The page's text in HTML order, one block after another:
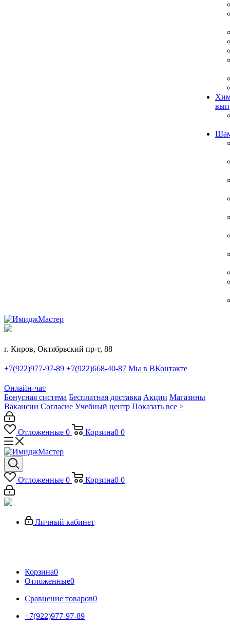
г. Киров, Октябрьский пр-т, 88
+7(922)977-97-89 +7(922)668-40-87 Мы в ВКонтакте
Онлайн-чат
Бонусная система Бесплатная доставка Акции Магазины
Вакансии Согласие Учебный центр Показать все >
Отложенные 0 Корзина0 0
Отложенные 0 Корзина0 0
Личный кабинет
Корзина0
Отложенные0
Сравнение товаров0
+7(922)977-97-89